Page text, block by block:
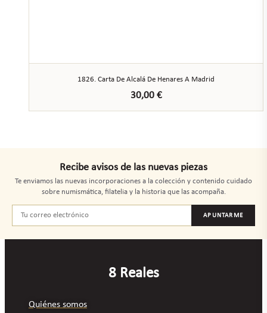
1826. Carta De Alcalá De Henares A Madrid
30,00 €
Recibe avisos de las nuevas piezas
Te enviamos las nuevas incorporaciones a la colección y contenido cuidado
sobre numismática, filatelia y la historia que las acompaña.
APUNTARME
8 Reales
Quiénes somos